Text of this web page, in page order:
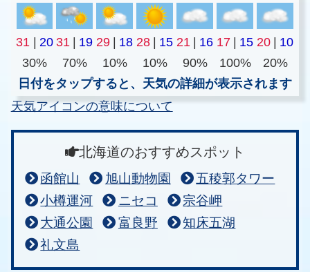
31 | 20 31 | 19 29 | 18 28 | 15 21 | 16 17 | 15 20 | 10
30%
70% 10% 10% 90% 100%
20%
日付をタップすると、天気の詳細が表示されます
天気アイコンの意味について
北海道のおすすめスポット
函館山 旭山動物園
五稜郭タワー
小樽運河
ニセコ
宗谷岬
大通公園
富良野
知床五湖
礼文島